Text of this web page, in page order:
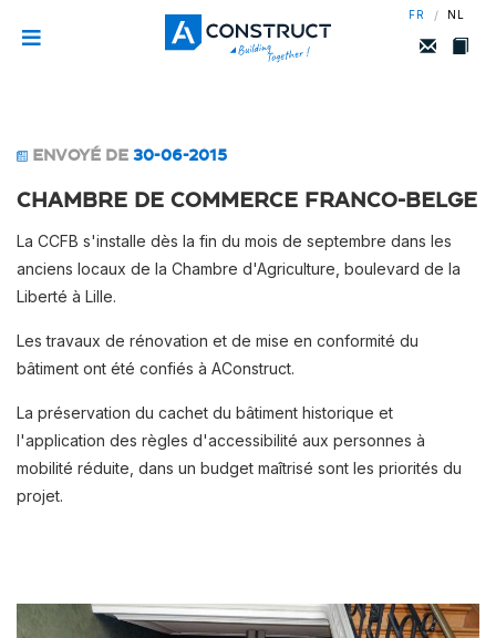
NL
/
FR
ENVOYÉ DE 30-06-2015
Chambre de Commerce Franco-Belge
La CCFB s'installe dès la fin du mois de septembre dans les
anciens locaux de la Chambre d'Agriculture, boulevard de la
Liberté à Lille.
Les travaux de rénovation et de mise en conformité du
bâtiment ont été confiés à AConstruct.
La préservation du cachet du bâtiment historique et
l'application des règles d'accessibilité aux personnes à
mobilité réduite, dans un budget maîtrisé sont les priorités du
projet.